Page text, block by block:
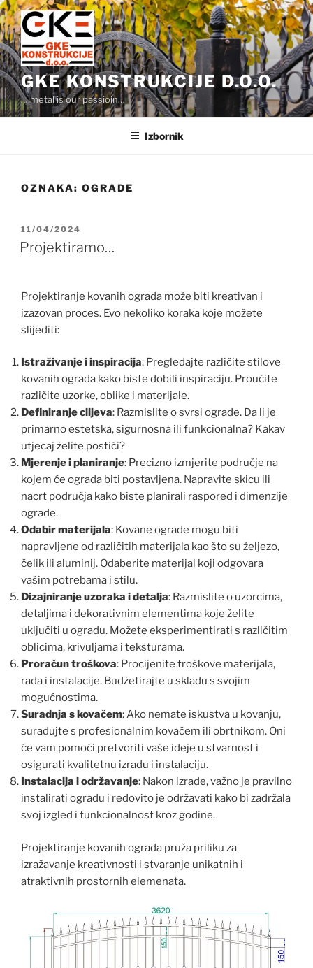
Preskoči
na
sadržaj
GKE KONSTRUKCIJE D.O.O.
….metal is our passioin…
Izbornik
OZNAKA: OGRADE
OBJAVLJENO
11/04/2024
Projektiramo…
Projektiranje kovanih ograda može biti kreativan i
izazovan proces. Evo nekoliko koraka koje možete
slijediti:
Istraživanje i inspiracija: Pregledajte različite stilove
kovanih ograda kako biste dobili inspiraciju. Proučite
različite uzorke, oblike i materijale.
Definiranje ciljeva: Razmislite o svrsi ograde. Da li je
primarno estetska, sigurnosna ili funkcionalna? Kakav
utjecaj želite postići?
Mjerenje i planiranje: Precizno izmjerite područje na
kojem će ograda biti postavljena. Napravite skicu ili
nacrt područja kako biste planirali raspored i dimenzije
ograde.
Odabir materijala: Kovane ograde mogu biti
napravljene od različitih materijala kao što su željezo,
čelik ili aluminij. Odaberite materijal koji odgovara
vašim potrebama i stilu.
Dizajniranje uzoraka i detalja: Razmislite o uzorcima,
detaljima i dekorativnim elementima koje želite
uključiti u ogradu. Možete eksperimentirati s različitim
oblicima, krivuljama i teksturama.
Proračun troškova: Procijenite troškove materijala,
rada i instalacije. Budžetirajte u skladu s svojim
mogućnostima.
Suradnja s kovačem: Ako nemate iskustva u kovanju,
surađujte s profesionalnim kovačem ili obrtnikom. Oni
će vam pomoći pretvoriti vaše ideje u stvarnost i
osigurati kvalitetnu izradu i instalaciju.
Instalacija i održavanje: Nakon izrade, važno je pravilno
instalirati ogradu i redovito je održavati kako bi zadržala
svoj izgled i funkcionalnost kroz godine.
Projektiranje kovanih ograda pruža priliku za
izražavanje kreativnosti i stvaranje unikatnih i
atraktivnih prostornih elemenata.